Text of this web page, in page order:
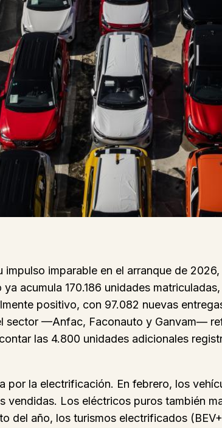
imparable en el arranque de
acumula 170.186 unidades
positivo, con 97.082 nuevas
—Anfac, Faconauto y Ganvam—
las 4.800 unidades adicionales
por la electrificación. En febrero, los
vendidas. Los eléctricos puros también
del año, los turismos electrificados